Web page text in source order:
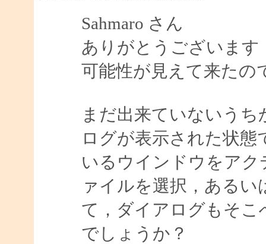
Sahmaro さん
ありがとうございます
可能性が見えて来たの
まだ出来ていないう
ログが表示された状
いるウインドウをア
ァイルを選択，ある
て，ダイアログもそ
でしょうか？